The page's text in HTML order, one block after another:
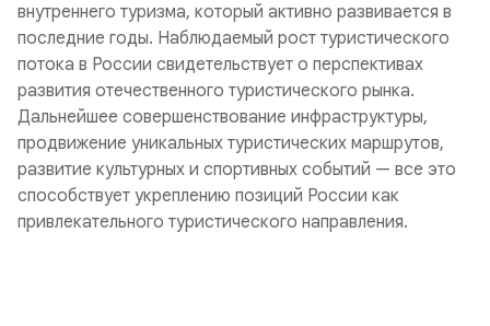
внутреннего туризма, который активно развивается в
последние годы. Наблюдаемый рост туристического
потока в России свидетельствует о перспективах
развития отечественного туристического рынка.
Дальнейшее совершенствование инфраструктуры,
продвижение уникальных туристических маршрутов,
развитие культурных и спортивных событий — все это
способствует укреплению позиций России как
привлекательного туристического направления.